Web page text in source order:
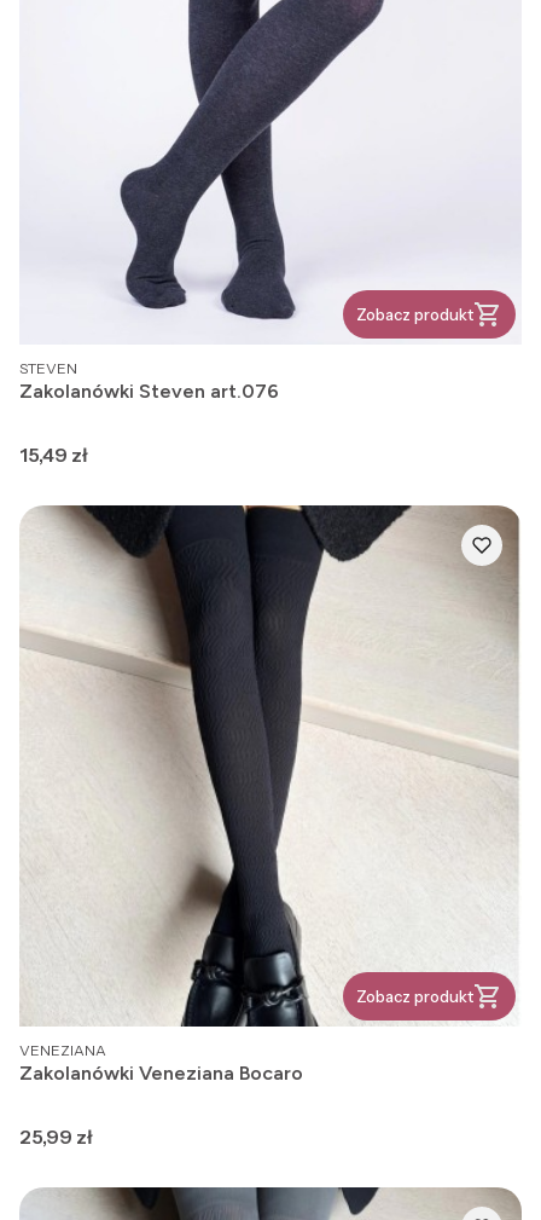
Zobacz produkt
PRODUCENT
STEVEN
Zakolanówki Steven art.076
Cena
15,49 zł
Zobacz produkt
PRODUCENT
VENEZIANA
Zakolanówki Veneziana Bocaro
Cena
25,99 zł